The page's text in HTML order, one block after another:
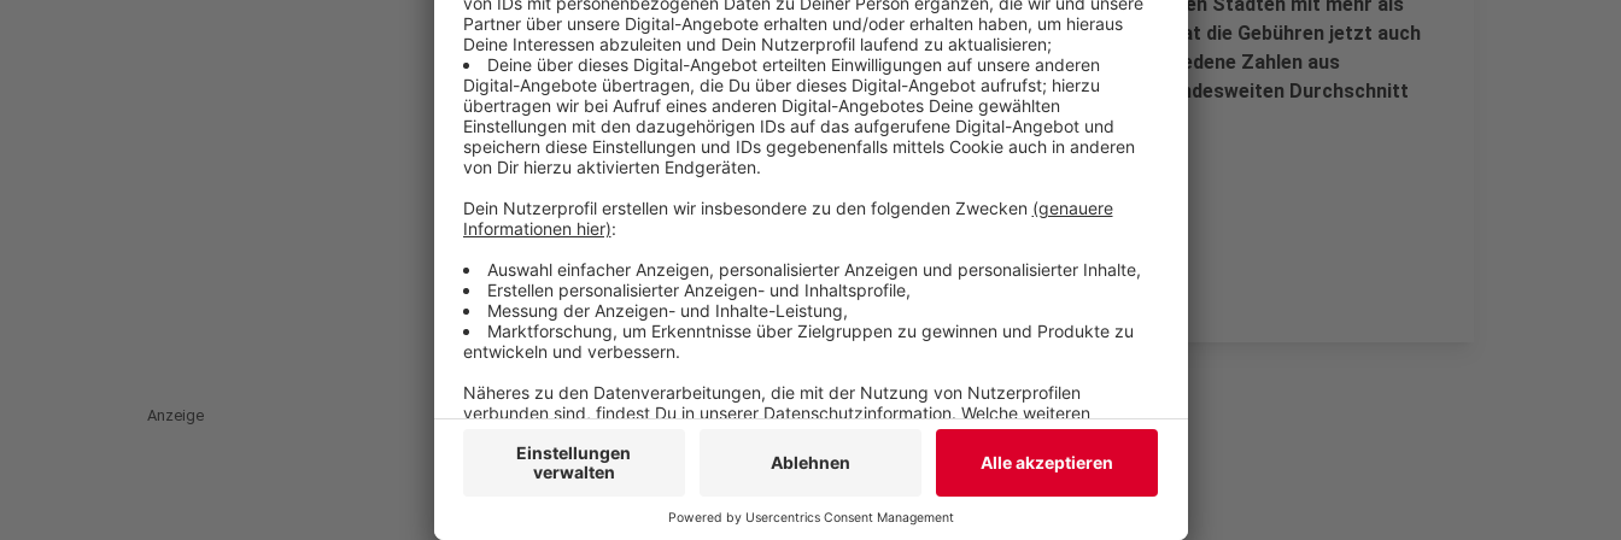
100.000 Menschen, nur in Bonn sind sie noch höher. Die IHK hat die Gebühren jetzt auch
zu ihremRegionalRadarhinzugefügt, in dem sie viele verschiedene Zahlen aus
Wuppertal, Solingen und Remscheid mit dem landes- oder bundesweiten Durchschnitt
vergleicht.
Veröffentlicht:Dienstag, 23.06.2026 14:36
Anzeige